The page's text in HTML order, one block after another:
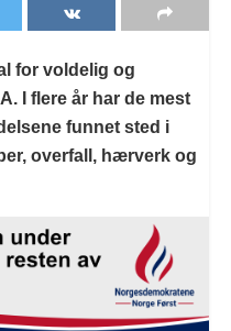
for voldelig og
I flere år har de mest
funnet sted i
overfall, hærverk og